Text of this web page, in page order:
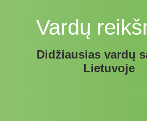
Vardų
Didžiausias vardų
Lietuvoje